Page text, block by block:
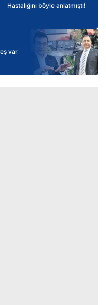
Hastalığını böyle anlatmıştı!
var